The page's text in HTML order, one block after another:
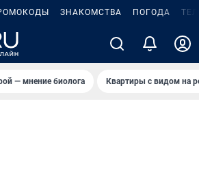
ЗНАКОМСТВА ПОГОДА
— мнение биолога Квартиры с видом на